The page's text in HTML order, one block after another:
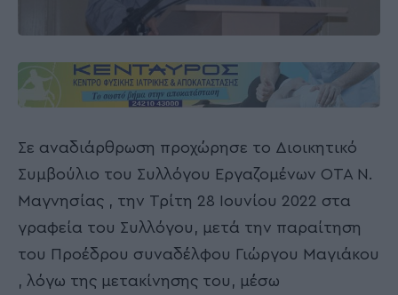
Σε αναδιάρθρωση προχώρησε το Διοικητικό
Συμβούλιο του Συλλόγου Εργαζομένων ΟΤΑ Ν.
Μαγνησίας , την Τρίτη 28 Ιουνίου 2022 στα
γραφεία του Συλλόγου, μετά την παραίτηση
του Προέδρου συναδέλφου Γιώργου Μαγιάκου
, λόγω της μετακίνησης του, μέσω